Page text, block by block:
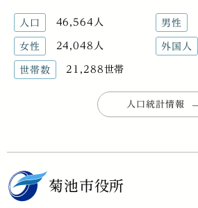
人口 46,564人 男性
女性 24,048人 外国人
世帯数 21,288世帯
人口統計情報
菊池市役所